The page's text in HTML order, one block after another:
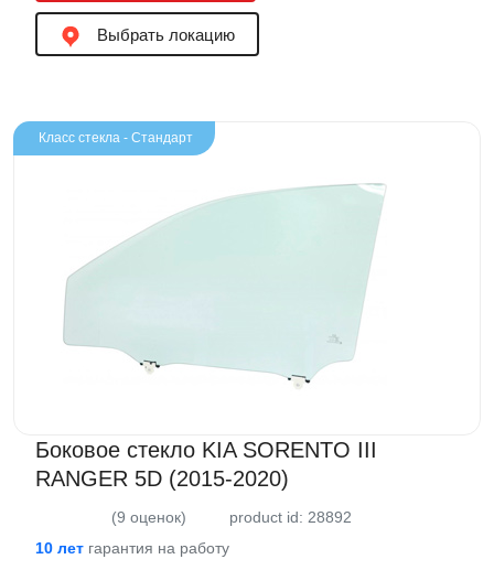
Выбрать локацию
Класс стекла - Стандарт
Боковое стекло KIA SORENTO III
RANGER 5D (2015-2020)
(9 оценок)
product id: 28892
10 лет гарантия на работу